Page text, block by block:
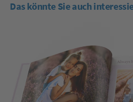
Das könnte Sie auch